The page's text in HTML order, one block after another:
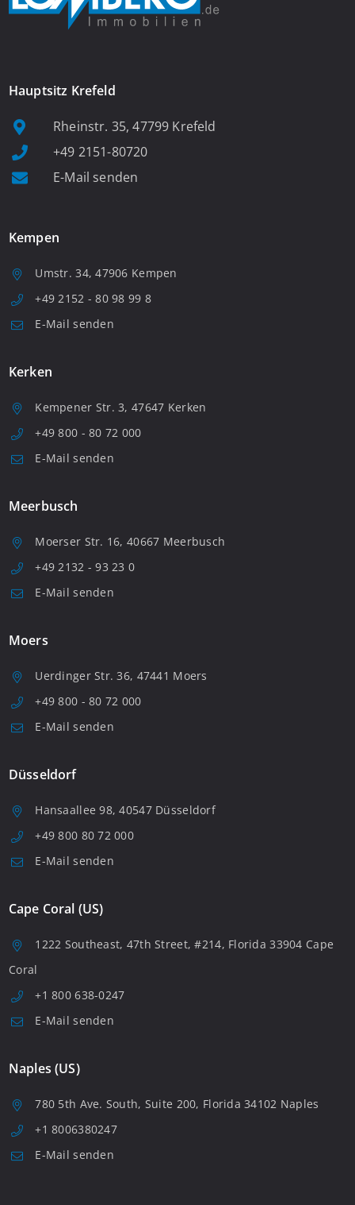
Hauptsitz Krefeld
Rheinstr. 35, 47799 Krefeld
+49 2151-80720
E-Mail senden
Kempen
Umstr. 34, 47906 Kempen
+49 2152 - 80 98 99 8
E-Mail senden
Kerken
Kempener Str. 3, 47647 Kerken
+49 800 - 80 72 000
E-Mail senden
Meerbusch
Moerser Str. 16, 40667 Meerbusch
+49 2132 - 93 23 0
E-Mail senden
Moers
Uerdinger Str. 36, 47441 Moers
+49 800 - 80 72 000
E-Mail senden
Düsseldorf
Hansaallee 98, 40547 Düsseldorf
+49 800 80 72 000
E-Mail senden
Cape Coral (US)
1222 Southeast, 47th Street, #214, Florida 33904 Cape
Coral
+1 800 638-0247
E-Mail senden
Naples (US)
780 5th Ave. South, Suite 200, Florida 34102 Naples
+1 8006380247
E-Mail senden